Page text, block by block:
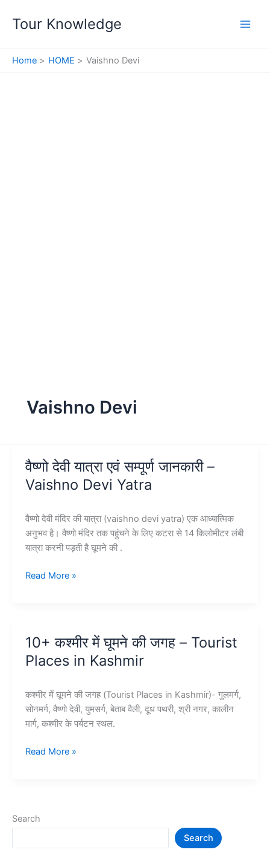
Tour Knowledge
Home HOME Vaishno Devi
Vaishno Devi
वैष्णो देवी यात्रा एवं सम्पूर्ण जानकारी –
Vaishno Devi Yatra
वैष्णो देवी मंदिर की यात्रा (vaishno devi yatra) एक आध्यात्मिक
अनुभव है। वैष्णो मंदिर तक पहुंचने के लिए कटरा से 14 किलोमीटर लंबी
यात्रा करनी पड़ती है घूमने की .
वैष्णो
जानकारी
–
Devi
Yatra
Read More »
10+ कश्मीर में घूमने की जगह – Tourist
Places in Kashmir
कश्मीर में घूमने की जगह (Tourist Places in Kashmir)- गुलमर्ग,
सोनमर्ग, वैष्णो देवी, युमसर्ग, बेताब वैली, दूध पथरी, श्री नगर, कालीन
मार्ग, कश्मीर के पर्यटन स्थल.
10+
जगह
Read More »
Search
Search